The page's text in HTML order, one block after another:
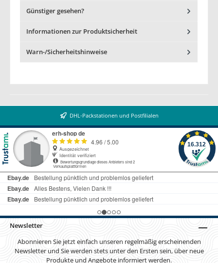
Günstiger gesehen?
Informationen zur Produktsicherheit
Warn-/Sicherheitshinweise
DHL-Packstationen und Postfilialen
Newsletter
Abonnieren Sie jetzt einfach unseren regelmäßig erscheinenden
Newsletter und Sie werden stets unter den Ersten sein, über neue
Produkte und Angebote informiert werden.